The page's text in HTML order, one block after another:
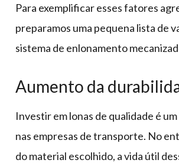
Para exemplificar esses fatores
preparamos uma pequena lista de
sistema de enlonamento
Aumento da
Investir em lonas de qualidade é
nas empresas de transporte. No
do material escolhido, a vida útil